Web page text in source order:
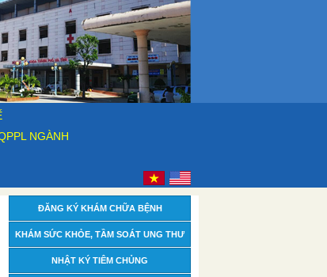
NGÀNH
ĐĂNG KÝ KHÁM CHỮA BỆNH
KHÁM SỨC KHỎE, TẦM SOÁT UNG THƯ
NHẬT KÝ TIÊM CHỦNG